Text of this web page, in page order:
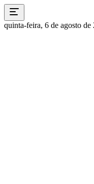
quinta-feira, 6 de agosto de